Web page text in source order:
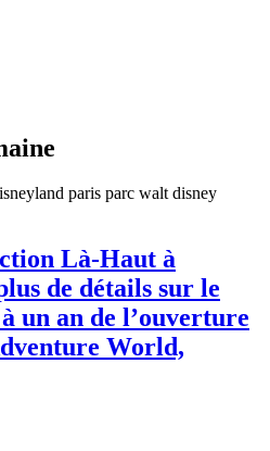
Là-Haut à
de détails sur le
un an de l’ouverture
World,